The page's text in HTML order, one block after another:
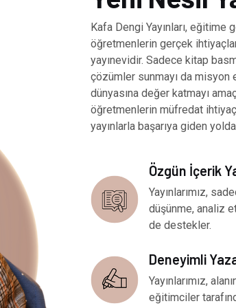
Kafa Dengi Yayınları, eğitime
öğretmenlerin gerçek
yayınevidir. Sadece kitap
çözümler sunmayı da
dünyasına değer katmayı
öğretmenlerin müfredat
yayınlarla başarıya giden
Özgün İçerik
Yayınlarımız,
düşünme, analiz
de destekler.
Deneyimli
Yayınlarımız,
eğitimciler